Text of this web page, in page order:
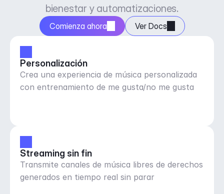
bienestar y automatizaciones.
Comienza ahora Ver Docs
Personalización
Crea una experiencia de música personalizada
con entrenamiento de me gusta/no me gusta
Streaming sin fin
Transmite canales de música libres de derechos
generados en tiempo real sin parar